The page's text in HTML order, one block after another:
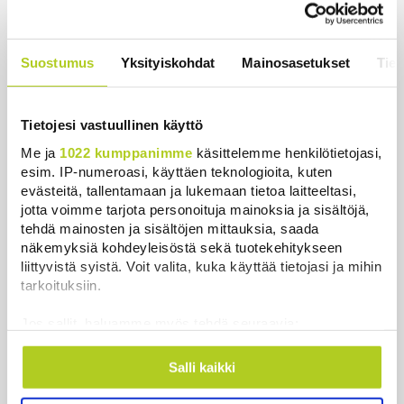
Suostumus Yksityiskohdat Mainosasetukset
Tietojesi vastuullinen käyttö
Me ja 1022 kumppanimme käsittelemme henkilötietojasi,
esim. IP-numeroasi, käyttäen teknologioita, kuten
evästeitä, tallentamaan ja lukemaan tietoa laitteeltasi,
jotta voimme tarjota personoituja mainoksia ja sisältöjä,
tehdä mainosten ja sisältöjen mittauksia, saada
näkemyksiä kohdeyleisöstä sekä tuotekehitykseen
liittyvistä syistä. Voit valita, kuka käyttää tietojasi ja mihin
tarkoituksiin.
Kerätä tietoja maantieteellisestä sijainnistasi,
mahdollisesti muutaman metrin tarkkuudella
Salli kaikki
Khamenein kanssa viestiminen on
vaikeaa, sanoo Iranin presidentti
Uutiset
Uusimmat Luetuimmat